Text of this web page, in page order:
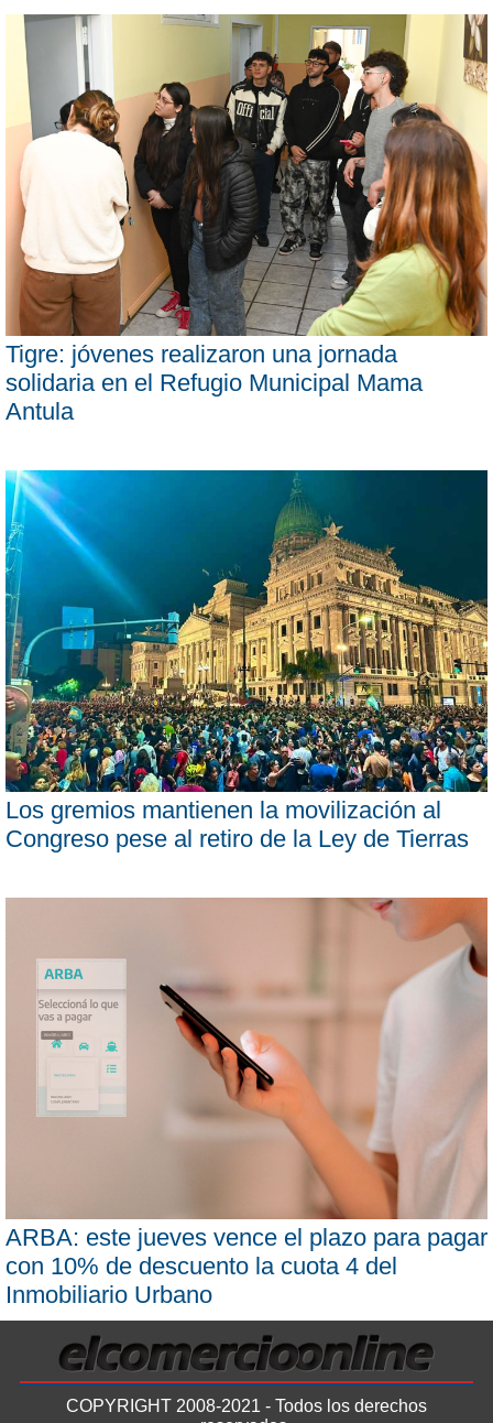
Tigre: jóvenes realizaron una jornada
solidaria en el Refugio Municipal Mama
Antula
Los gremios mantienen la movilización al
Congreso pese al retiro de la Ley de Tierras
ARBA: este jueves vence el plazo para pagar
con 10% de descuento la cuota 4 del
Inmobiliario Urbano
COPYRIGHT 2008-2021 - Todos los derechos